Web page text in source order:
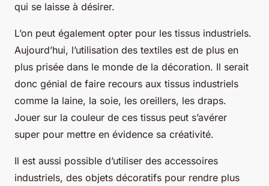
qui se laisse à désirer.
L’on peut également opter pour les tissus industriels.
Aujourd’hui, l’utilisation des textiles est de plus en
plus prisée dans le monde de la décoration. Il serait
donc génial de faire recours aux tissus industriels
comme la laine, la soie, les oreillers, les draps.
Jouer sur la couleur de ces tissus peut s’avérer
super pour mettre en évidence sa créativité.
Il est aussi possible d’utiliser des accessoires
industriels, des objets décoratifs pour rendre plus